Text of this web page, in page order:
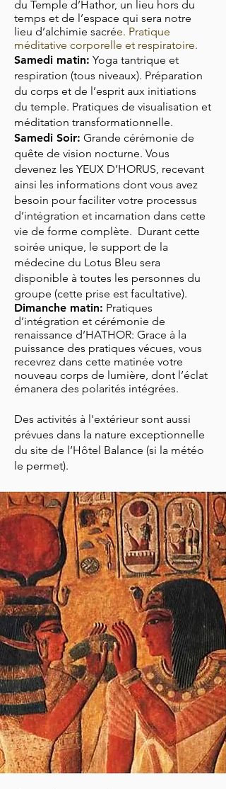
du Temple d’Hathor, un lieu hors du
temps et de l’espace qui sera notre
lieu d’alchimie sacrée. Pratique
méditative corporelle et respiratoire.
Samedi matin: Yoga tantrique et
respiration (tous niveaux). Préparation
du corps et de l’esprit aux initiations
du temple. Pratiques de visualisation et
méditation transformationnelle.
Samedi Soir: Grande cérémonie de
quête de vision nocturne. Vous
devenez les YEUX D’HORUS, recevant
ainsi les informations dont vous avez
besoin pour faciliter votre processus
d’intégration et incarnation dans cette
vie de forme complète. Durant cette
soirée unique, le support de la
médecine du Lotus Bleu sera
disponible à toutes les personnes du
groupe (cette prise est facultative).
Dimanche matin: Pratiques
d’intégration et cérémonie de
renaissance d’HATHOR: Grace à la
puissance des pratiques vécues, vous
recevrez dans cette matinée votre
nouveau corps de lumière, dont l’éclat
émanera des polarités intégrées.
Des activités à l'extérieur sont aussi
prévues dans la nature exceptionnelle
du site de l’Hôtel Balance (si la météo
le permet).